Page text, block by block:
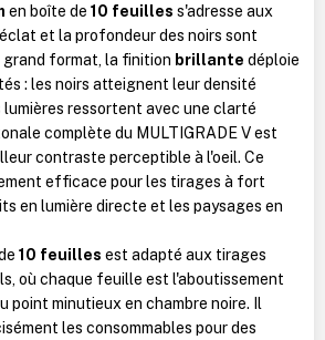
en boîte de 10 feuilles s'adresse aux
et la profondeur des noirs sont
format, la finition brillante déploie
: les noirs atteignent leur densité
lumières ressortent avec une clarté
complète du MULTIGRADE V est
contraste perceptible à l'oeil. Ce
efficace pour les tirages à fort
en lumière directe et les paysages en
10 feuilles est adapté aux tirages
où chaque feuille est l'aboutissement
point minutieux en chambre noire. Il
les consommables pour des